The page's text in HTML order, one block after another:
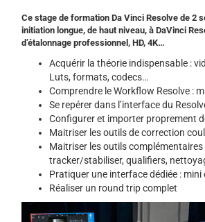
Ce stage de formation Da Vinci Resolve de 2
initiation longue, de haut niveau, à DaVinci
d’étalonnage professionnel, HD, 4K…
Acquérir la théorie indispensable :
Luts, formats, codecs…
Comprendre le Workflow Resolve :
Se repérer dans l’interface du
Configurer et importer proprement
Maitriser les outils de correction
Maitriser les outils complémentaires
tracker/stabiliser, qualifiers,
Pratiquer une interface dédiée : mini
Réaliser un round trip complet